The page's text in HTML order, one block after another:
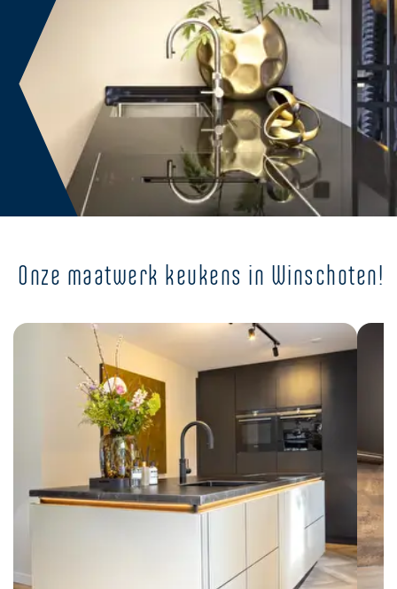
Onze maatwerk keukens in Winschoten!